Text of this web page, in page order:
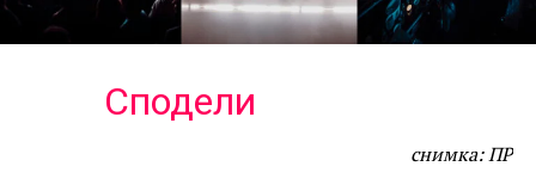
Сподели
снимка: ПР